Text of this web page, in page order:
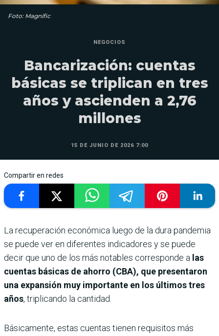
Foto: Magnific
NEGOCIOS
Bancarización: cuentas
básicas se triplican en tres
años y ascienden a 2,76
millones
15 DE JUNIO DE 2026 7:00
Compartir en redes
La recuperación económica luego de la dura pandemia
se puede ver en diferentes indicadores y se puede
decir que uno de los más notables corresponde a las
cuentas básicas de ahorro (CBA), que presentaron
una expansión muy importante en los últimos tres
años, triplicando la cantidad.
Básicamente, estas cuentas tienen requisitos más